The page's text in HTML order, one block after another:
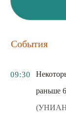
События
09:30
раньше